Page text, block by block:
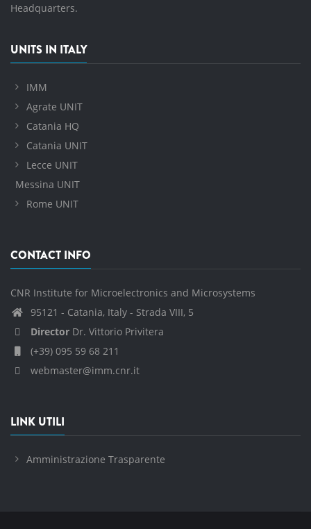
Headquarters.
UNITS IN ITALY
IMM
Agrate UNIT
Catania HQ
Catania UNIT
Lecce UNIT
Messina UNIT
Rome UNIT
CONTACT INFO
CNR Institute for Microelectronics and Microsystems
95121 - Catania, Italy - Strada VIII, 5
Director Dr. Vittorio Privitera
(+39) 095 59 68 211
webmaster@imm.cnr.it
LINK UTILI
Amministrazione Trasparente